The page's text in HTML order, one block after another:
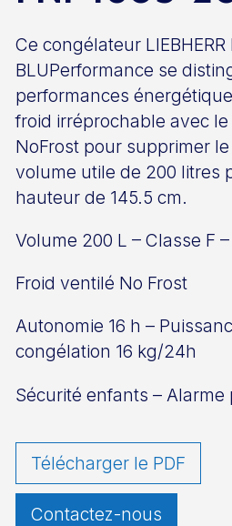
Ce congélateur
BLUPerformance se
performances
froid irréprochable avec
NoFrost pour supprimer
volume utile de 200 litres
hauteur de 145.5 cm.
Volume 200 L – Classe F
Froid ventilé No Frost
Autonomie 16 h –
congélation 16 kg/24h
Sécurité enfants –
Télécharger le PDF
Contactez-nous